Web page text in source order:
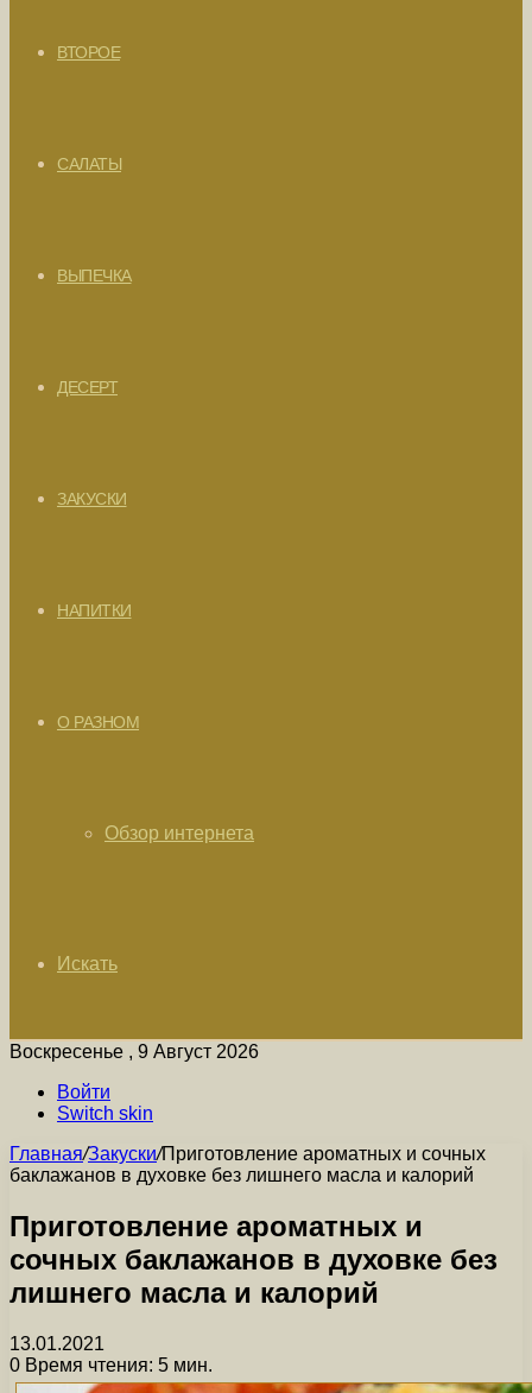
ВТОРОЕ
САЛАТЫ
ВЫПЕЧКА
ДЕСЕРТ
ЗАКУСКИ
НАПИТКИ
О РАЗНОМ
Обзор интернета
Искать
Воскресенье , 9 Август 2026
Войти
Switch skin
Главная/Закуски/Приготовление ароматных и сочных
баклажанов в духовке без лишнего масла и калорий
Приготовление ароматных и
сочных баклажанов в духовке без
лишнего масла и калорий
13.01.2021
0 Время чтения: 5 мин.